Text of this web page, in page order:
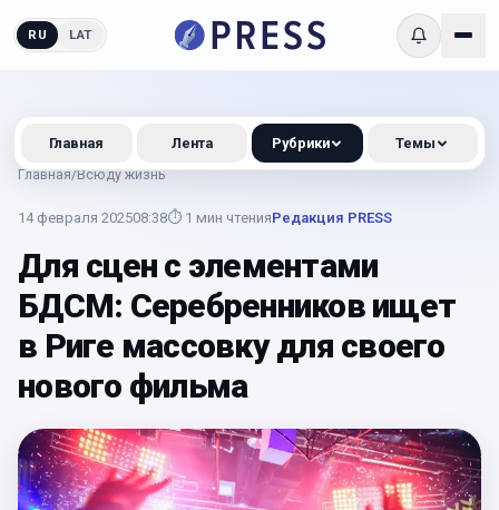
RU LAT
Главная/Всюду жизнь
14 февраля 202508:38⏱ 1 мин чтенияРедакция PRESS
Для сцен с элементами
БДСМ: Серебренников ищет
в Риге массовку для своего
нового фильма
Главная Лента Рубрики Темы